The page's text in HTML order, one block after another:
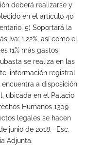
deberá realizarse y
en el artículo 40
5) Soportará la
Iva: 1,22%, así como el
(1% más gastos
se realiza en las
información registral
a disposición
ubicada en el Palacio
Humanos 1309
legales se hacen
junio de 2018.- Esc.
Adjunta.